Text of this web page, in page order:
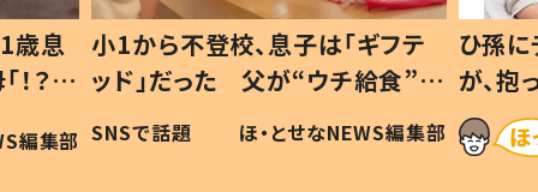
歳息
？」
編集部
小1から不登校、息子は「ギフテ
ッド」だった 父が“ウチ給食”を
作り続ける理由とは #令和の親
#令和の子
SNSで話題 ほ・とせなNEWS編集部
ひ孫
が、
「涙が
い」